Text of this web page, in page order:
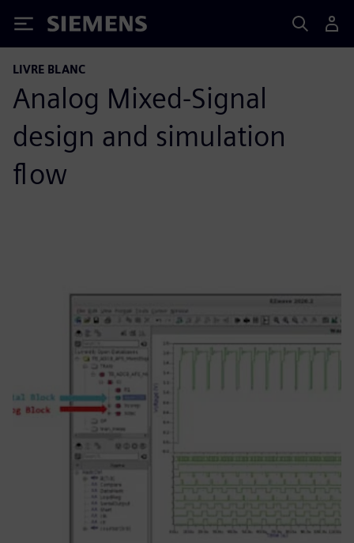
Siemens
LIVRE BLANC
Analog Mixed-Signal
design and simulation
flow